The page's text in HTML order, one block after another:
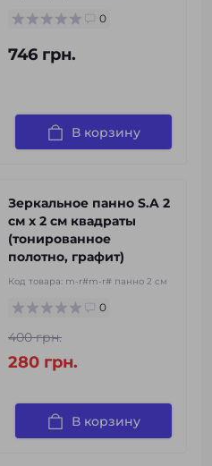
0
746 грн.
В корзину
Зеркальное панно S.A 2
см х 2 см квадраты
(тонированное
полотно, графит)
Код товара: m-r#m-r# панно 2 см
0
400 грн.
280 грн.
В корзину